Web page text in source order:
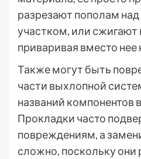
разрезают пополам
участком, или сжигают
приваривая вместо нее
Также могут быть
части выхлопной
названий компонентов
Прокладки часто
повреждениям, а
сложно, поскольку